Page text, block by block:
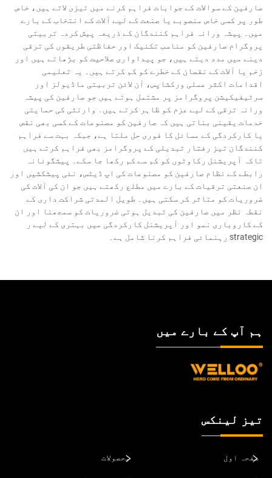
صارفین کے سوالات کے جوابات فراہم کرنے میں تیزی لاتے ہیں، خاص
طور پر کسی خاص منصوبے یا صنعت کے لیے آلات کے انتخاب کے بارے
میں۔ پیشہ ورانہ فراہم کنندگان کے ذریعہ پیش کردہ تربیتی
پروگرام صارفین کو مناسب تکنیک اور حفاظتی طریقوں کی ترقی
دینے میں مدد دیتے ہیں، جو پیداواری صلاحیت کو بڑھاتے ہیں اور
زخم یا آلات کے نقصان کے خطرے کو کم کرتے ہیں۔ یہ تعلیمی
اقدامات اکثر عملی ورکشاپس، آن لائن تربیتی ماڈیولز اور
سرٹیفیکیشن پروگرامز پر مشتمل ہوتے ہیں جو صارفین کی پیشہ
ورانہ ترقی کے لیے عزم کو ظاہر کرتے ہیں۔ وارنٹی کی حمایتی
خدمات یقینی بناتی ہیں کہ صارفین کو مصنوعات کے کسی بھی نقص
یا کارکردگی کے مسائل کا فوری حل ملتا ہے، جبکہ بہت سے فراہم
کنندگان تیز رفتار تبدیلی کے پروگرامز بھی فراہم کرتے ہیں
تاکہ آپریشنل رکاوٹوں کو کم سے کم رکھا جا سکے۔ پیشگوئانہ
رابطے کے نظام صارفین کو مصنوعات کی اپ ڈیٹس، نئی پیشکشیں اور
ان صنعتی ترقیات کے بارے میں مطلع رکھتے ہیں جو ان کی آلات کی
ضروریات کو متاثر کر سکتی ہیں۔ طویل المدتی شراکت داری کے
نقطہ نظر میں صارفین کی تبدیل ہوتی ضروریات کو سمجھنا اور ان
کے کاروباری نمو اور آپریشنل کارکردگی میں بہتری کے لیے ر
strategic رہنمائی فراہم کرنا شامل ہے۔
ہم آپ کے بارے میں
تیز لینکس
صفحہ اول محصولات